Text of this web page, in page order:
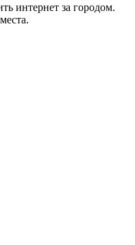
интернет за городом.